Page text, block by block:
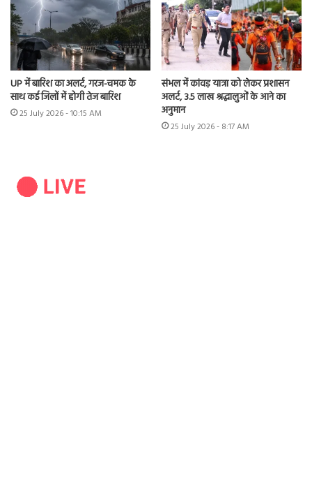
UP में बारिश का अलर्ट, गरज-चमक के
साथ कई जिलों में होगी तेज बारिश
25 July 2026 - 10:15 AM
संभल में कांवड़ यात्रा को लेकर प्रशासन
अलर्ट, 3.5 लाख श्रद्धालुओं के आने का
अनुमान
25 July 2026 - 8:17 AM